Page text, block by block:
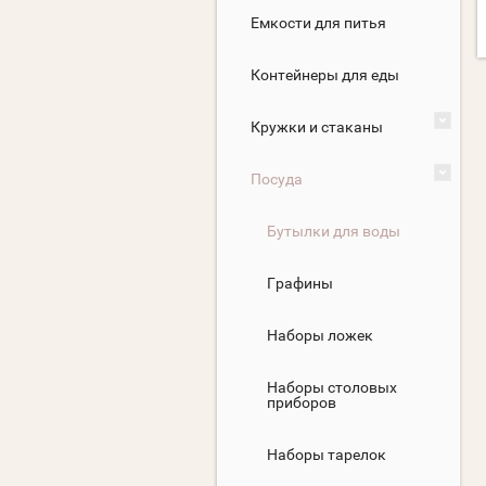
Емкости для питья
Контейнеры для еды
Кружки и стаканы
Посуда
Бутылки для воды
Графины
Наборы ложек
Наборы столовых
приборов
Наборы тарелок